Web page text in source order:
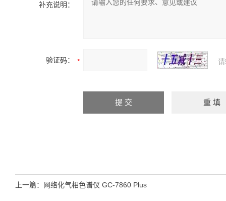
补充说明：
验证码：
上一篇： 网络化气相色谱仪 GC-7860 Plus